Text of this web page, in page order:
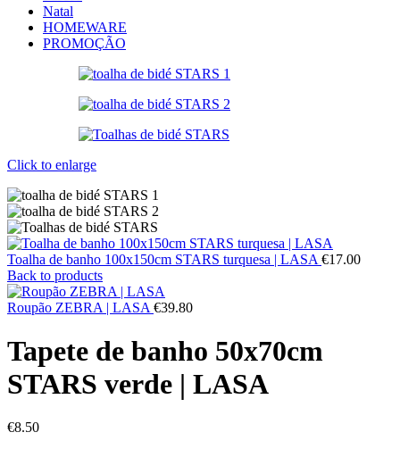
Natal
HOMEWARE
PROMOÇÃO
Click to enlarge
Toalha de banho 100x150cm STARS turquesa | LASA €17.00
Back to products
Roupão ZEBRA | LASA €39.80
Tapete de banho 50x70cm
STARS verde | LASA
€8.50